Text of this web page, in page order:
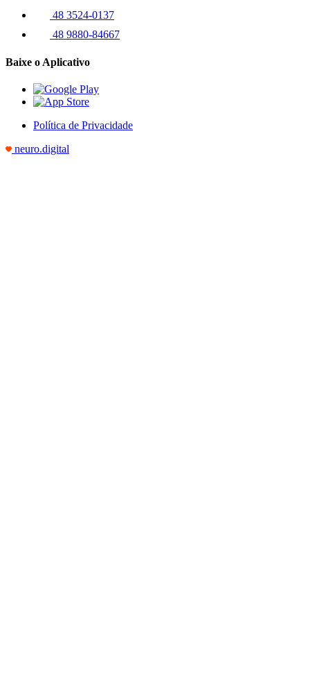
48 3524-0137
48 9880-84667
Baixe o Aplicativo
Política de Privacidade
neuro.digital